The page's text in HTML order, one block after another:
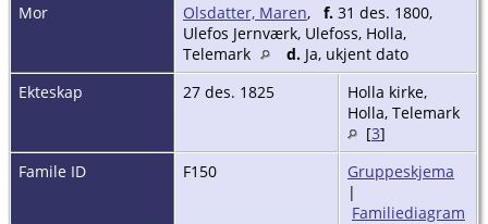
Mor
Olsdatter, Maren, f. 31 des. 1800,
Ulefos Jernværk, Ulefoss, Holla,
Telemark
d. Ja, ukjent dato
Ekteskap
27 des. 1825
Holla kirke,
Holla, Telemark
[3]
Famile ID
F150
Gruppeskjema
|
Familiediagram